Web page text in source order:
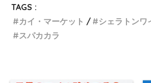
TAGS :
カイ・マーケット
シェラトンワ
スパカカラ